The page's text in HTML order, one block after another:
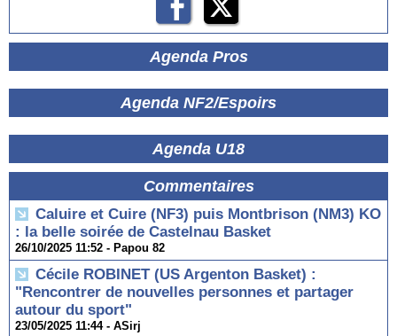
Agenda Pros
Agenda NF2/Espoirs
Agenda U18
Commentaires
Caluire et Cuire (NF3) puis Montbrison (NM3) KO
: la belle soirée de Castelnau Basket
26/10/2025 11:52 - Papou 82
Cécile ROBINET (US Argenton Basket) :
"Rencontrer de nouvelles personnes et partager
autour du sport"
23/05/2025 11:44 - ASirj